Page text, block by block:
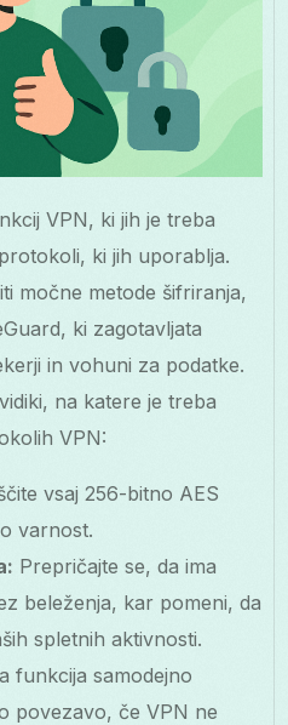
VPN, ki jih je treba
ki jih uporablja.
močne metode šifriranja,
ki zagotavljata
in vohuni za podatke.
na katere je treba
VPN:
vsaj 256-bitno AES
varnost.
Prepričajte se, da ima
beleženja, kar pomeni, da
spletnih aktivnosti.
funkcija samodejno
povezavo, če VPN ne